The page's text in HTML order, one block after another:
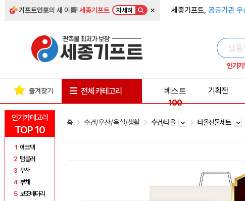
기프트인포의 새 이름!세종기프트 자세히 × 세종기프트, 공공기관
인기키
인기카테고리
TOP 10
1 에코백
2 텀블러
3 우산
4 부채
5 보조배터리
즐겨찾기 전체 카테고리
베스트
100
기획전
홈 수건/우산/욕실/생활 수건/타올 타올선물세트